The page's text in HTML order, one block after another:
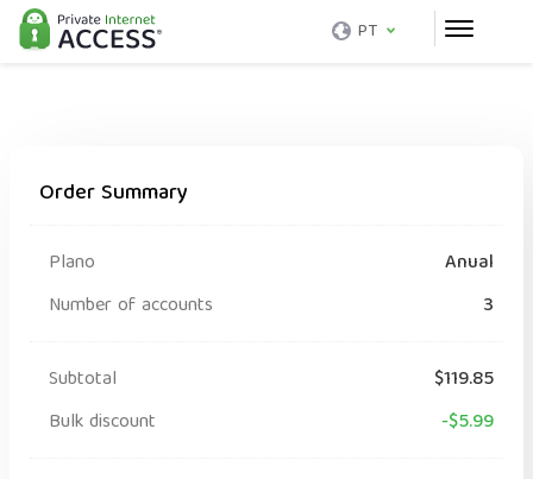
PT
Order Summary
Plano
Anual
Number of accounts
3
Subtotal
$119.85
Bulk discount
-$5.99